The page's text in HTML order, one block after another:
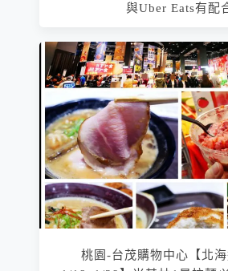
與Uber Eats有配
桃園-台茂購物中心【北